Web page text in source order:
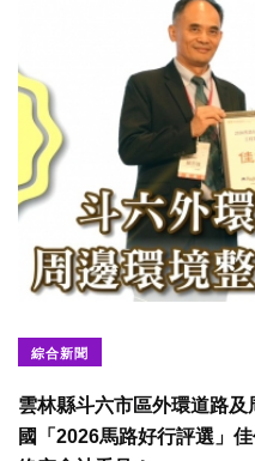
綜合新聞
雲林縣斗六市區外環道路
國「2026馬路好行評選」